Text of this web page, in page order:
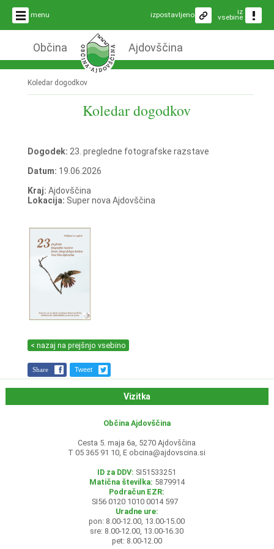
menu iz
vsebine
izpostavljeno
Občina Ajdovščina
Koledar dogodkov
Koledar dogodkov
Dogodek: 23. pregledne fotografske razstave
Datum: 19.06.2026
Kraj: Ajdovščina
Lokacija: Super nova Ajdovščina
< nazaj na prejšnjo vsebino
Share Tweet
Vizitka
Občina Ajdovščina
Cesta 5. maja 6a, 5270 Ajdovščina
T 05 365 91 10, E obcina@ajdovscina.si
ID za DDV: SI51533251
Matična številka: 5879914
Podračun EZR:
SI56 0120 1010 0014 597
Uradne ure:
pon: 8.00-12.00, 13.00-15.00
sre: 8.00-12.00, 13.00-16.30
pet: 8.00-12.00